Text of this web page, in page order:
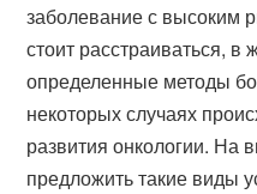
заболевание с высоким
стоит расстраиваться, в
определенные методы
некоторых случаях
развития онкологии.
предложить такие виды